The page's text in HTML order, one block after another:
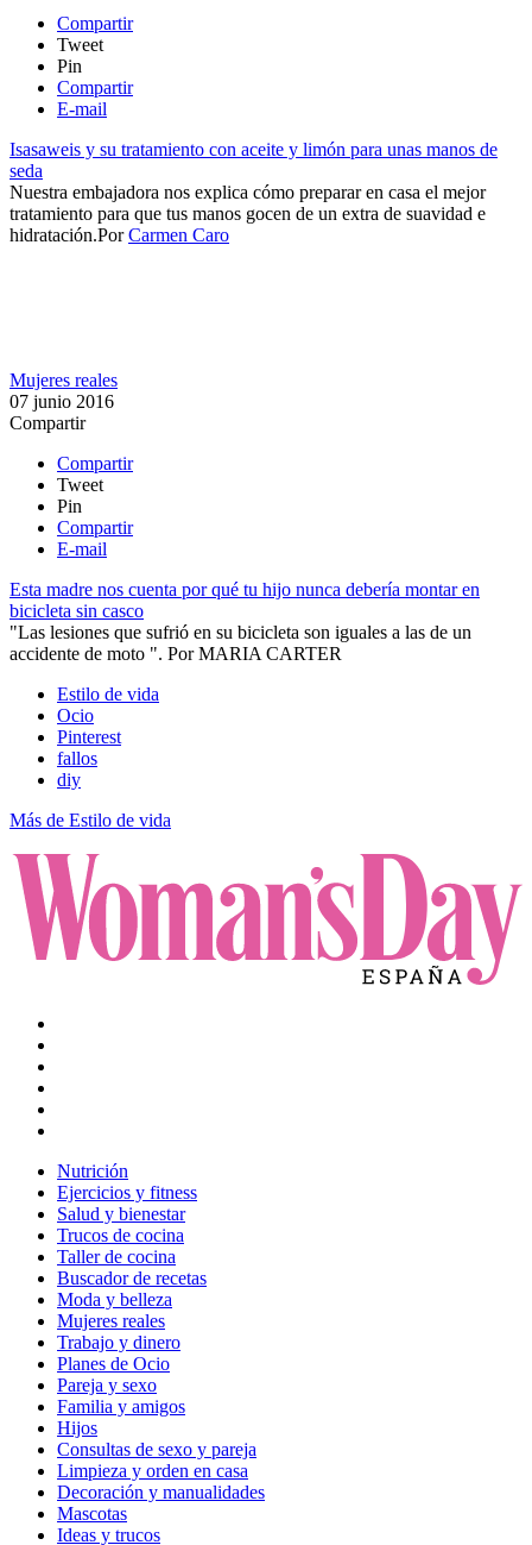
Compartir
Tweet
Pin
Compartir
E-mail
Isasaweis y su tratamiento con aceite y limón para unas manos de
seda
Nuestra embajadora nos explica cómo preparar en casa el mejor
tratamiento para que tus manos gocen de un extra de suavidad e
hidratación.​​PorCarmen Caro
Mujeres reales
07 junio 2016
Compartir
Compartir
Tweet
Pin
Compartir
E-mail
Esta madre nos cuenta por qué tu hijo nunca debería montar en
bicicleta sin casco
"Las lesiones que sufrió en su bicicleta son iguales a las de un
accidente de moto ". PorMARIA CARTER
Estilo de vida
Ocio
Pinterest
fallos
diy
Más de Estilo de vida
Nutrición
Ejercicios y fitness
Salud y bienestar
Trucos de cocina
Taller de cocina
Buscador de recetas
Moda y belleza
Mujeres reales
Trabajo y dinero
Planes de Ocio
Pareja y sexo
Familia y amigos
Hijos
Consultas de sexo y pareja
Limpieza y orden en casa
Decoración y manualidades
Mascotas
Ideas y trucos